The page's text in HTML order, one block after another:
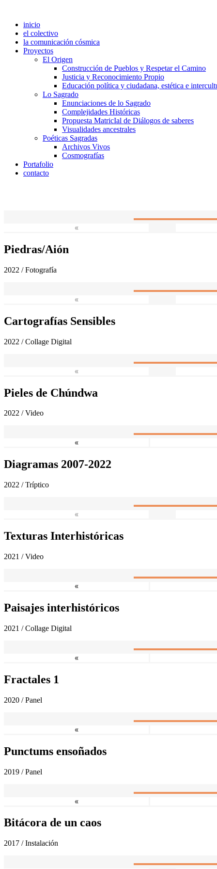
inicio
el colectivo
la comunicación cósmica
Proyectos
El Origen
Construcción de Pueblos y Respetar el Camino
Justicia y Reconocimiento Propio
Educación política y ciudadana, estética e
Lo Sagrado
Enunciaciones de lo Sagrado
Complejidades Históricas
Propuesta MatricIal de Diálogos de saberes
Visualidades ancestrales
Poéticas Sagradas
Archivos Vivos
Cosmografías
Portafolio
contacto
«
Piedras/Aión
2022 / Fotografía
«
Cartografías Sensibles
2022 / Collage Digital
«
Pieles de Chúndwa
2022 / Video
«
Diagramas 2007-2022
2022 / Tríptico
«
Texturas Interhistóricas
2021 / Video
«
Paisajes interhistóricos
2021 / Collage Digital
«
Fractales 1
2020 / Panel
«
Punctums ensoñados
2019 / Panel
«
Bitácora de un caos
2017 / Instalación